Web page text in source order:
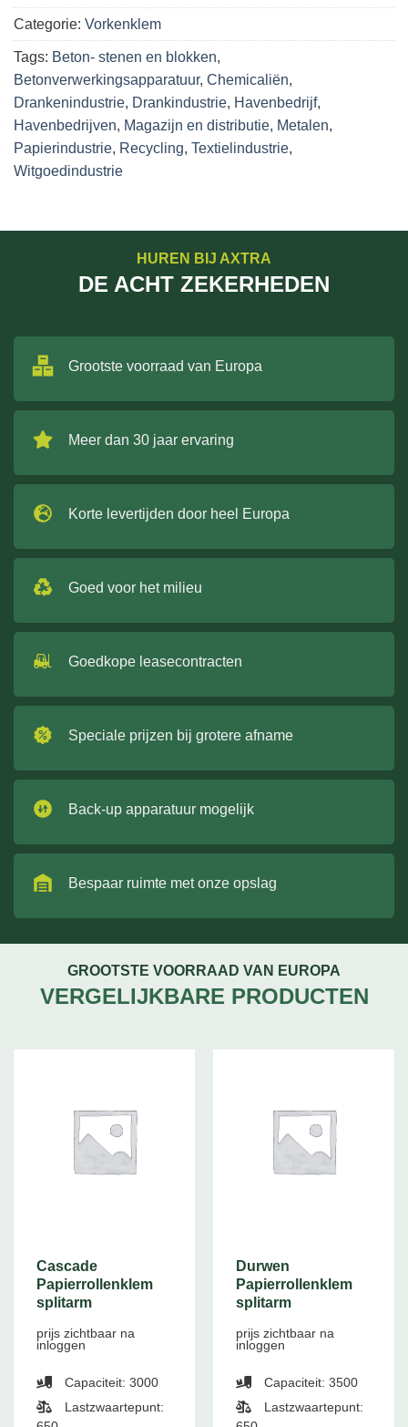
Categorie: Vorkenklem
Tags: Beton- stenen en blokken,
Betonverwerkingsapparatuur, Chemicaliën,
Drankenindustrie, Drankindustrie, Havenbedrijf,
Havenbedrijven, Magazijn en distributie, Metalen,
Papierindustrie, Recycling, Textielindustrie,
Witgoedindustrie
HUREN BIJ AXTRA
DE ACHT ZEKERHEDEN
Grootste voorraad van Europa
Meer dan 30 jaar ervaring
Korte levertijden door heel Europa
Goed voor het milieu
Goedkope leasecontracten
Speciale prijzen bij grotere afname
Back-up apparatuur mogelijk
Bespaar ruimte met onze opslag
GROOTSTE VOORRAAD VAN EUROPA
VERGELIJKBARE PRODUCTEN
Cascade
Papierrollenklem
splitarm
prijs zichtbaar na
inloggen
Capaciteit: 3000
Lastzwaartepunt:
Durwen
Papierrollenklem
splitarm
prijs zichtbaar na
inloggen
Capaciteit: 3500
Lastzwaartepunt: